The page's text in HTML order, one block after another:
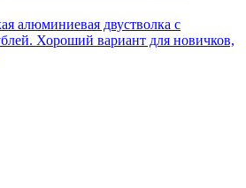
алюминиевая двустволка с
Хороший вариант для новичков,